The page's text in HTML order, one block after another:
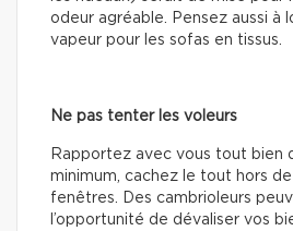
odeur agréable. Pensez aussi à
vapeur pour les sofas en tissus.
Ne pas tenter les voleurs
Rapportez avec vous tout bien
minimum, cachez le tout hors
fenêtres. Des cambrioleurs
l’opportunité de dévaliser vos